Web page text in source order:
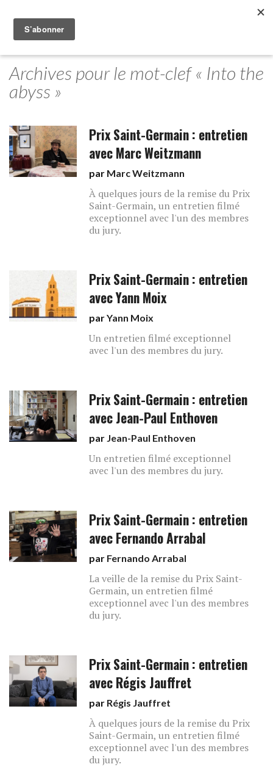
Archives pour le mot-clef « Into the
abyss »
Prix Saint-Germain : entretien
avec Marc Weitzmann
par Marc Weitzmann
À quelques jours de la remise du Prix
Saint-Germain, un entretien filmé
exceptionnel avec l'un des membres
du jury.
Prix Saint-Germain : entretien
avec Yann Moix
parYann Moix
Un entretien filmé exceptionnel
avec l'un des membres du jury.
Prix Saint-Germain : entretien
avec Jean-Paul Enthoven
par Jean-Paul Enthoven
Un entretien filmé exceptionnel
avec l'un des membres du jury.
Prix Saint-Germain : entretien
avec Fernando Arrabal
par Fernando Arrabal
La veille de la remise du Prix Saint-
Germain, un entretien filmé
exceptionnel avec l'un des membres
du jury.
Prix Saint-Germain : entretien
avec Régis Jauffret
par Régis Jauffret
À quelques jours de la remise du Prix
Saint-Germain, un entretien filmé
exceptionnel avec l'un des membres
du jury.